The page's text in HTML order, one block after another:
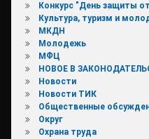
Конкурс "День защиты
Культура, туризм и
МКДН
Молодежь
МФЦ
НОВОЕ В
Новости
Новости ТИК
Общественные
Округ
Охрана труда